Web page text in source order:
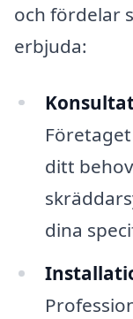
och fördelar
erbjuda:
ditt
dina